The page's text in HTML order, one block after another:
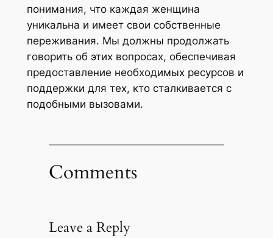
понимания, что каждая женщина
уникальна и имеет свои собственные
переживания. Мы должны продолжать
говорить об этих вопросах, обеспечивая
предоставление необходимых ресурсов и
поддержки для тех, кто сталкивается с
подобными вызовами.
Comments
Leave a Reply